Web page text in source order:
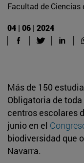
Facultad de Ciencias
04 | 06 | 2024
Más de 150
Obligatoria de
centros escolares
junio en el
biodiversidad que
Navarra.